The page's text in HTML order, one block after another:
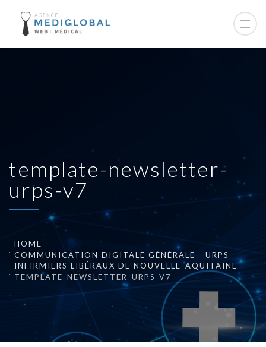
template-newsletter-
urps-v7
HOME
COMMUNICATION DIGITALE GÉNÉRALE - URPS
INFIRMIERS LIBÉRAUX DE NOUVELLE-AQUITAINE
TEMPLATE-NEWSLETTER-URPS-V7